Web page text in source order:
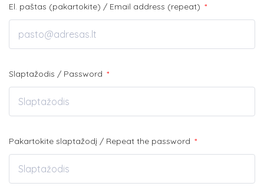
El. paštas (pakartokite) / Email address (repeat) *
Slaptažodis / Password *
Pakartokite slaptažodį / Repeat the password *